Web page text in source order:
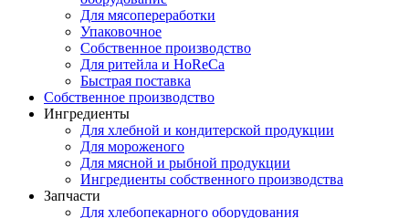
Для мясопереработки
Упаковочное
Собственное производство
Для ритейла и HoReCa
Быстрая поставка
Собственное производство
Ингредиенты
Для хлебной и кондитерской продукции
Для мороженого
Для мясной и рыбной продукции
Ингредиенты собственного производства
Запчасти
Для хлебопекарного оборудования